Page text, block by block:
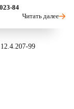
84
Читать далее